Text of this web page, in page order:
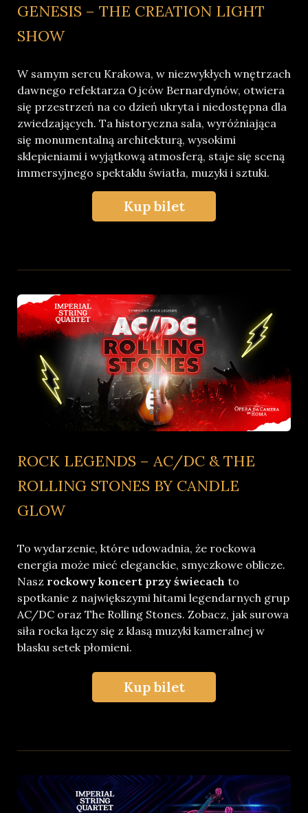
GENESIS – THE CREATION LIGHT
SHOW
W samym sercu Krakowa, w niezwykłych wnętrzach
dawnego refektarza Ojców Bernardynów, otwiera
się przestrzeń na co dzień ukryta i niedostępna dla
zwiedzających. Ta historyczna sala, wyróżniająca
się monumentalną architekturą, wysokimi
sklepieniami i wyjątkową atmosferą, staje się sceną
immersyjnego spektaklu światła, muzyki i sztuki.
Kup bilet
ROCK LEGENDS – AC/DC & THE
ROLLING STONES BY CANDLE
GLOW
To wydarzenie, które udowadnia, że rockowa
energia może mieć eleganckie, smyczkowe oblicze.
Nasz rockowy koncert przy świecach to
spotkanie z największymi hitami legendarnych grup
AC/DC oraz The Rolling Stones. Zobacz, jak surowa
siła rocka łączy się z klasą muzyki kameralnej w
blasku setek płomieni.
Kup bilet